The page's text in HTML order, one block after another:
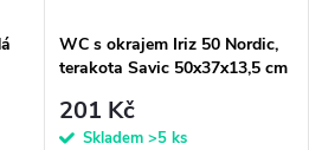
WC s okrajem Iriz 50 Nordic,
terakota Savic 50x37x13,5 cm
201 Kč
Skladem >5 ks